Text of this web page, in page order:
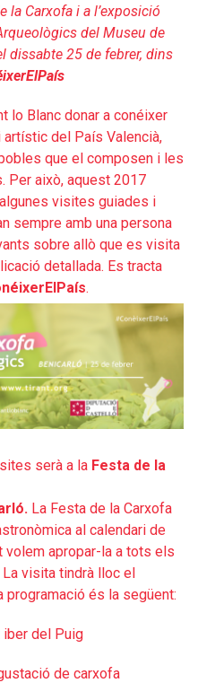
la Carxofa i a l’exposició
del Museu de
dissabte 25 de febrer, dins
lo Blanc donar a conéixer
del País Valencià,
que el composen i les
Per això, aquest 2017
visites guiades i
sempre amb una persona
sobre allò que es visita
detallada. Es tracta
.
serà a la Festa de la
La Festa de la Carxofa
al calendari de
volem apropar-la a tots els
visita tindrà lloc el
és la següent:
iber del Puig
de carxofa